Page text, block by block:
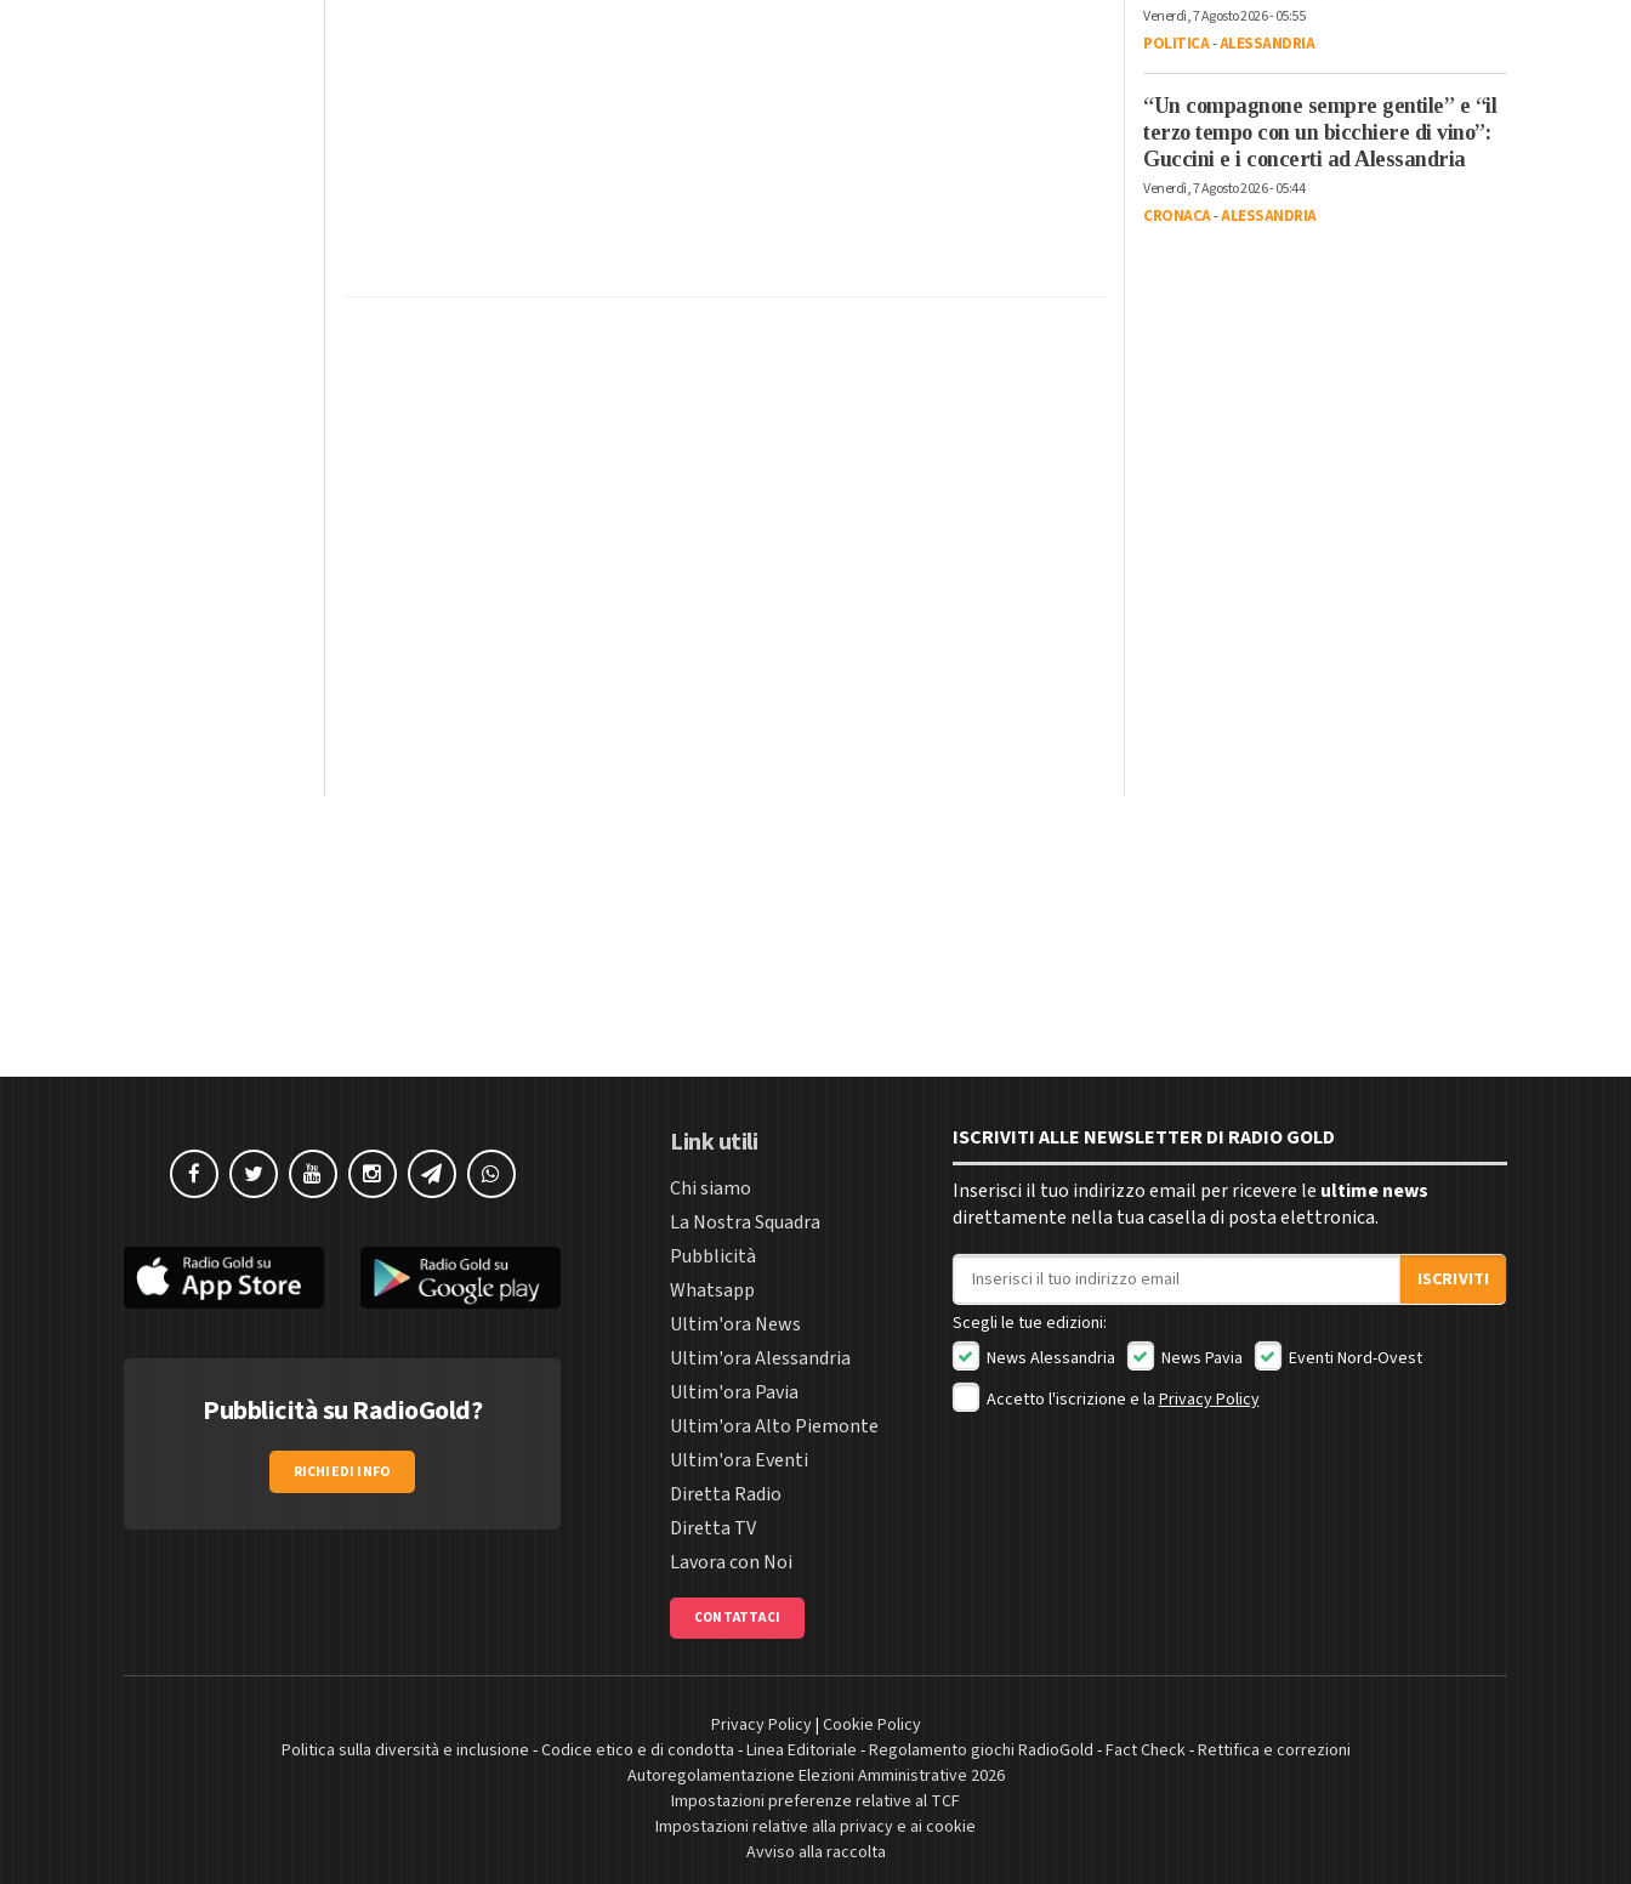
Venerdì, 7 Agosto 2026 - 05:55
POLITICA-ALESSANDRIA
“Un compagnone sempre gentile” e “il
terzo tempo con un bicchiere di vino”:
Guccini e i concerti ad Alessandria
Venerdì, 7 Agosto 2026 - 05:44
CRONACA-ALESSANDRIA
Pubblicità su RadioGold?
RICHIEDI INFO
Link utili
Chi siamo
La Nostra Squadra
Pubblicità
Whatsapp
Ultim'ora News
Ultim'ora Alessandria
Ultim'ora Pavia
Ultim'ora Alto Piemonte
Ultim'ora Eventi
Diretta Radio
Diretta TV
Lavora con Noi
CONTATTACI
ISCRIVITI ALLE NEWSLETTER DI RADIO GOLD
Inserisci il tuo indirizzo email per ricevere le ultime news
direttamente nella tua casella di posta elettronica.
Indirizzo email
ISCRIVITI
Scegli le tue edizioni:
News Alessandria
News Pavia
Eventi Nord-Ovest
Accetto l'iscrizione e la Privacy Policy
Privacy Policy| Cookie Policy
Politica sulla diversità e inclusione -Codice etico e di condotta -Linea Editoriale -Regolamento giochi RadioGold -Fact Check-Rettifica e correzioni
Autoregolamentazione Elezioni Amministrative 2026
Impostazioni preferenze relative al TCF
Impostazioni relative alla privacy e ai cookie
Avviso alla raccolta